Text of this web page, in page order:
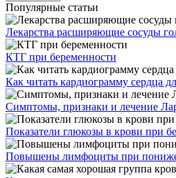
Популярные статьи
Лекарства расширяющие сосуды
КТГ при беременности
Как читать кардиограмму сердца
Симптомы, признаки и лечение
Показатели глюкозы в крови при
Повышены лимфоциты при